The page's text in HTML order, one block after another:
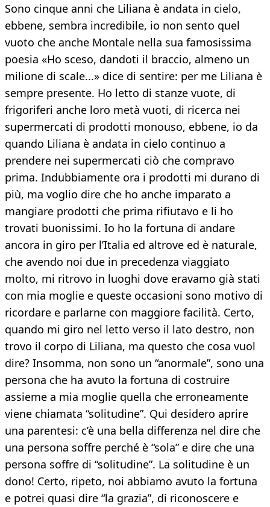
Sono cinque anni che Liliana è andata in cielo,
ebbene, sembra incredibile, io non sento quel
vuoto che anche Montale nella sua famosissima
poesia «Ho sceso, dandoti il braccio, almeno un
milione di scale...» dice di sentire: per me Liliana è
sempre presente. Ho letto di stanze vuote, di
frigoriferi anche loro metà vuoti, di ricerca nei
supermercati di prodotti monouso, ebbene, io da
quando Liliana è andata in cielo continuo a
prendere nei supermercati ciò che compravo
prima. Indubbiamente ora i prodotti mi durano di
più, ma voglio dire che ho anche imparato a
mangiare prodotti che prima rifiutavo e li ho
trovati buonissimi. Io ho la fortuna di andare
ancora in giro per l’Italia ed altrove ed è naturale,
che avendo noi due in precedenza viaggiato
molto, mi ritrovo in luoghi dove eravamo già stati
con mia moglie e queste occasioni sono motivo di
ricordare e parlarne con maggiore facilità. Certo,
quando mi giro nel letto verso il lato destro, non
trovo il corpo di Liliana, ma questo che cosa vuol
dire? Insomma, non sono un “anormale”, sono una
persona che ha avuto la fortuna di costruire
assieme a mia moglie quella che erroneamente
viene chiamata “solitudine”. Qui desidero aprire
una parentesi: c’è una bella differenza nel dire che
una persona soffre perché è “sola” e dire che una
persona soffre di “solitudine”. La solitudine è un
dono! Certo, ripeto, noi abbiamo avuto la fortuna
e potrei quasi dire “la grazia”, di riconoscere e